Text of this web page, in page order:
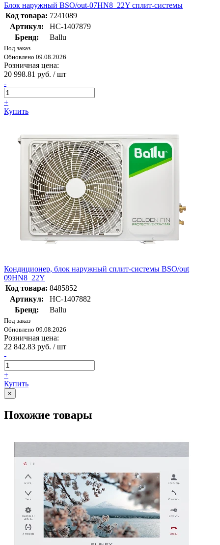
Блок наружный BSO/out-07HN8_22Y сплит-системы
Код товара: 7241089
Артикул:
НС-1407879
Бренд:
Ballu
Под заказ
Обновлено 09.08.2026
Розничная цена:
20 998.81 руб. / шт
-
+
Купить
Кондиционер, блок наружный сплит-системы BSO/out
09HN8_22Y
Код товара: 8485852
Артикул:
НС-1407882
Бренд:
Ballu
Под заказ
Обновлено 09.08.2026
Розничная цена:
22 842.83 руб. / шт
-
+
Купить
×
Похожие товары